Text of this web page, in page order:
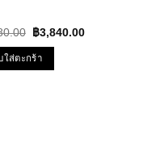
Original
was:
฿5,880.00.
฿3,840.00Current
ใส่ตะกร้า